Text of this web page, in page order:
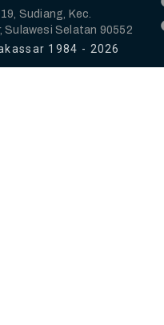
Sudiang, Kec.
Sulawesi Selatan 90552
1984 - 2026